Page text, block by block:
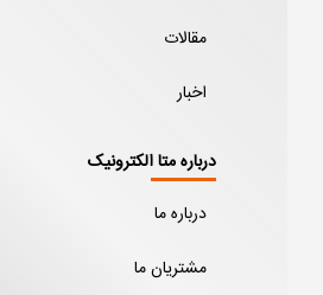
مقالات
اخبار
درباره متا الکترونیک
درباره ما
مشتریان ما